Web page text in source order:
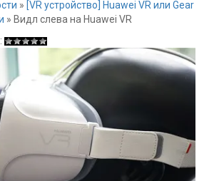
» [VR устройство] Huawei VR или Gear
» Видл слева на Huawei VR